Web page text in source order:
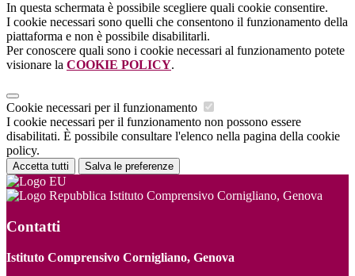
In questa schermata è possibile scegliere quali cookie consentire.
I cookie necessari sono quelli che consentono il funzionamento della
piattaforma e non è possibile disabilitarli.
Per conoscere quali sono i cookie necessari al funzionamento potete
visionare la COOKIE POLICY.
Cookie necessari per il funzionamento
I cookie necessari per il funzionamento non possono essere
disabilitati. È possibile consultare l'elenco nella pagina della cookie
policy.
Accetta tutti Salva le preferenze
Istituto Comprensivo Cornigliano, Genova
Contatti
Istituto Comprensivo Cornigliano, Genova